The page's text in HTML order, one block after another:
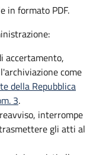
in formato PDF.
accertamento,
come
della Repubblica
3.
interrompe
gli atti al